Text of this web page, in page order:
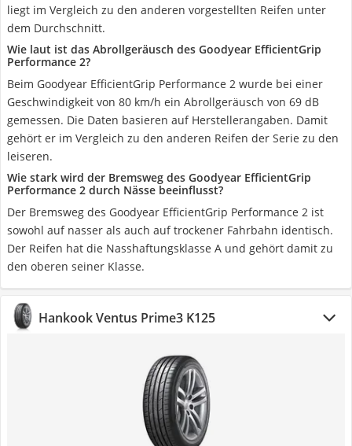
liegt im Vergleich zu den anderen vorgestellten Reifen unter
dem Durchschnitt.
Wie laut ist das Abrollgeräusch des Goodyear EfficientGrip
Performance 2?
Beim Goodyear EfficientGrip Performance 2 wurde bei einer
Geschwindigkeit von 80 km/h ein Abrollgeräusch von 69 dB
gemessen. Die Daten basieren auf Herstellerangaben. Damit
gehört er im Vergleich zu den anderen Reifen der Serie zu den
leiseren.
Wie stark wird der Bremsweg des Goodyear EfficientGrip
Performance 2 durch Nässe beeinflusst?
Der Bremsweg des Goodyear EfficientGrip Performance 2 ist
sowohl auf nasser als auch auf trockener Fahrbahn identisch.
Der Reifen hat die Nasshaftungsklasse A und gehört damit zu
den oberen seiner Klasse.
Hankook Ventus Prime3 K125